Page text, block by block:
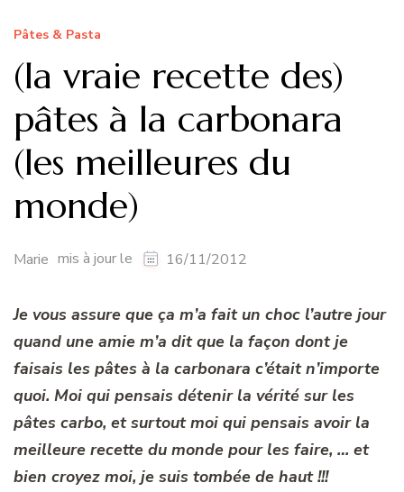
Pâtes & Pasta
(la vraie recette des)
pâtes à la carbonara
(les meilleures du
monde)
Marie mis à jour le 16/11/2012
Je vous assure que ça m’a fait un choc l’autre jour
quand une amie m’a dit que la façon dont je
faisais les pâtes à la carbonara c’était n’importe
quoi. Moi qui pensais détenir la vérité sur les
pâtes carbo, et surtout moi qui pensais avoir la
meilleure recette du monde pour les faire, … et
bien croyez moi, je suis tombée de haut !!!